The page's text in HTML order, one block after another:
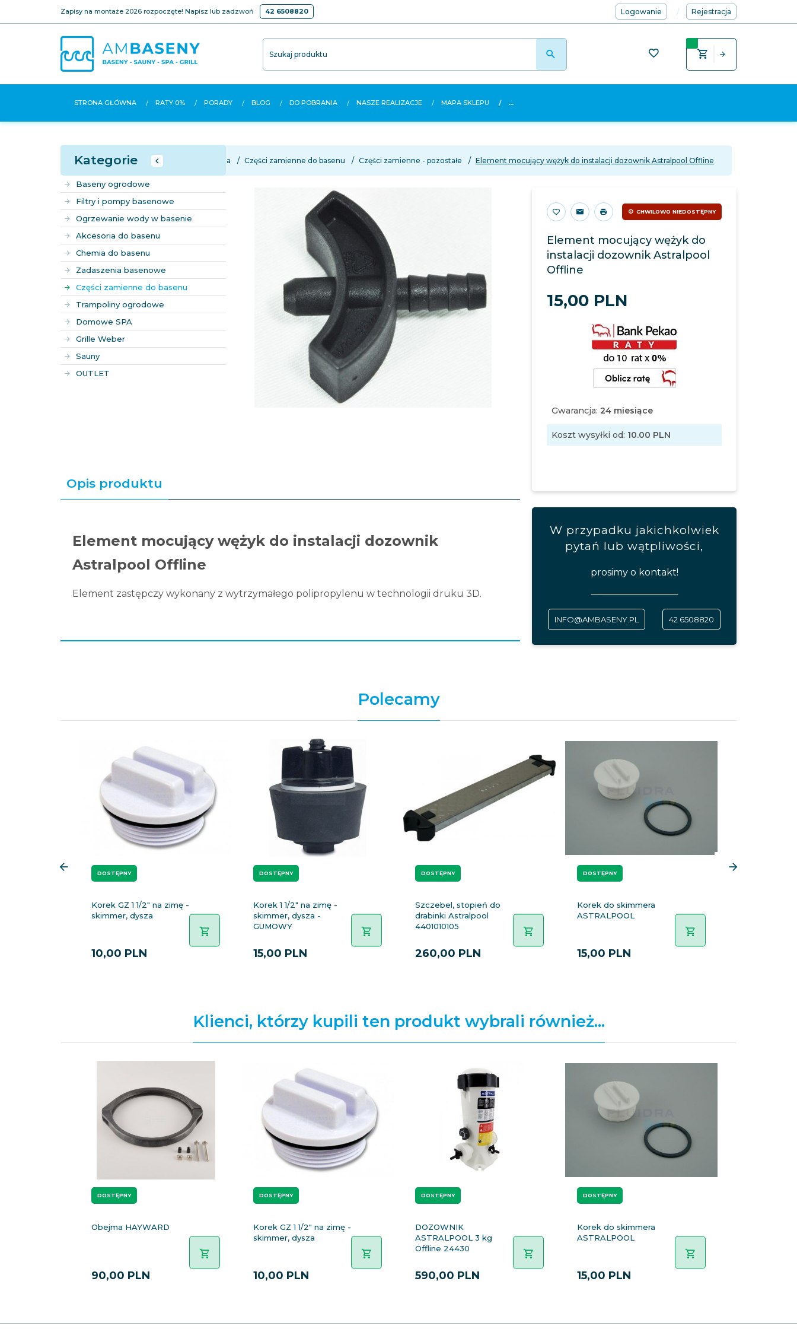
Zapisy na montaże 2026 rozpoczęte! Napisz lub zadzwoń 42 6508820 Logowanie Rejestracja
Szukaj produktu
STRONA GŁÓWNA RATY 0% PORADY BLOG DO POBRANIA NASZE REALIZACJE MAPA SKLEPU ...
Strona główna Części zamienne do basenu Części zamienne - pozostałe Element mocujący wężyk do instalacji dozownik Astralpool Offline
Kategorie
Baseny ogrodowe
Filtry i pompy basenowe
Ogrzewanie wody w basenie
Akcesoria do basenu
Chemia do basenu
Zadaszenia basenowe
Części zamienne do basenu
Trampoliny ogrodowe
Domowe SPA
Grille Weber
Sauny
OUTLET
Opis produktu
Element mocujący wężyk do instalacji dozownik
Astralpool Offline
Element zastępczy wykonany z wytrzymałego polipropylenu w technologii druku 3D.
CHWILOWO NIEDOSTĘPNY
Element mocujący wężyk do
instalacji dozownik Astralpool
Offline
15,00 PLN
Gwarancja: 24 miesiące
Koszt wysyłki od: 10.00 PLN
W przypadku jakichkolwiek
pytań lub wątpliwości,
prosimy o kontakt!
INFO@AMBASENY.PL 42 6508820
Polecamy
DOSTĘPNY
Korek GZ 1 1/2" na zimę -
skimmer, dysza
10,00 PLN
DOSTĘPNY
Korek 1 1/2" na zimę -
skimmer, dysza -
GUMOWY
15,00 PLN
DOSTĘPNY
Szczebel, stopień do
drabinki Astralpool
4401010105
260,00 PLN
DOSTĘPNY
Korek do skimmera
ASTRALPOOL
15,00 PLN
Klienci, którzy kupili ten produkt wybrali również...
DOSTĘPNY
Obejma HAYWARD
90,00 PLN
DOSTĘPNY
Korek GZ 1 1/2" na zimę -
skimmer, dysza
10,00 PLN
DOSTĘPNY
DOZOWNIK
ASTRALPOOL 3 kg
Offline 24430
590,00 PLN
DOSTĘPNY
Korek do skimmera
ASTRALPOOL
15,00 PLN